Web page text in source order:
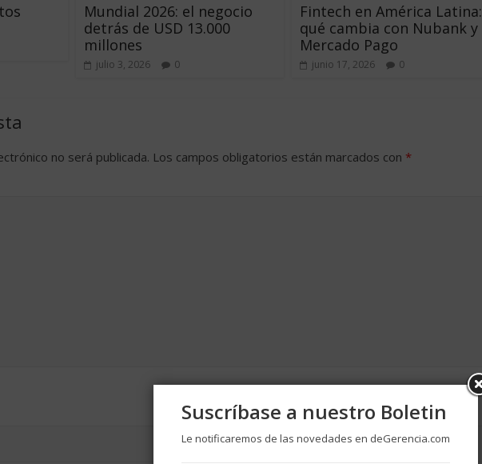
Mundial 2026: el negocio
detrás de USD 13.000
millones
julio 3, 2026 0
Fintech en América Latina:
qué cambia con Nubank y
Mercado Pago
junio 17, 2026 0
no será publicada. Los campos obligatorios están marcados con *
Suscríbase a nuestro Boletin
Le notificaremos de las novedades en deGerencia.com